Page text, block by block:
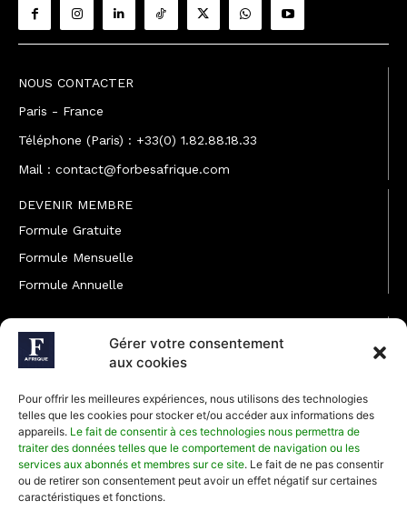
Gérer votre consentement
aux cookies
Pour offrir les meilleures expériences, nous utilisons des technologies
telles que les cookies pour stocker et/ou accéder aux informations des
appareils. Le fait de consentir à ces technologies nous permettra de
traiter des données telles que le comportement de navigation ou les
services aux abonnés et membres sur ce site. Le fait de ne pas consentir
ou de retirer son consentement peut avoir un effet négatif sur certaines
caractéristiques et fonctions.
NOUS CONTACTER
Paris - France
Téléphone (Paris) : +33(0) 1.82.88.18.33
Mail : contact@forbesafrique.com
DEVENIR MEMBRE
Formule Gratuite
Formule Mensuelle
Formule Annuelle
JOINDRE L'ÉQUIPE
Rédaction
Développement commercial
Communiquer avec Forbes Afrique
Média Kit 2026